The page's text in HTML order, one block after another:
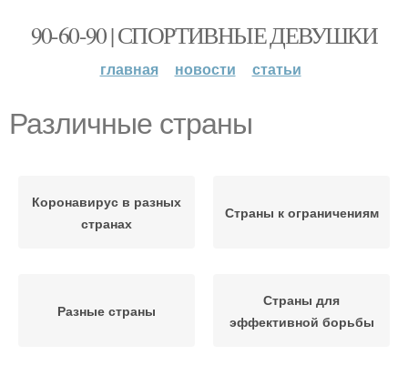
90-60-90 | СПОРТИВНЫЕ ДЕВУШКИ
главная новости статьи
Различные страны
Коронавирус в разных
странах
Страны к ограничениям
Разные страны
Страны для
эффективной борьбы